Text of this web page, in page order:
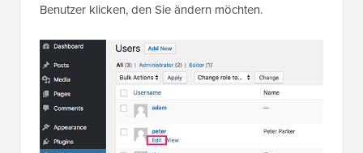
Benutzer klicken, den Sie ändern möchten.